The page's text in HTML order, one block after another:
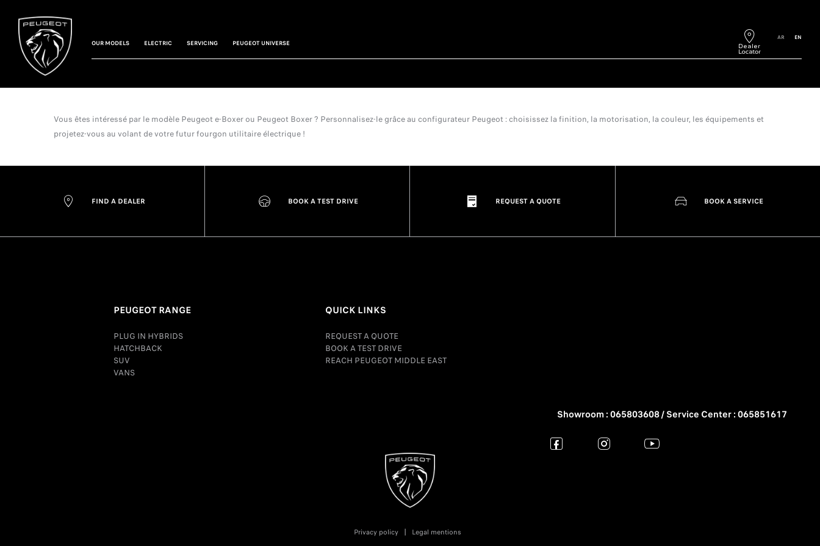
AR EN
OUR MODELS ELECTRIC SERVICING PEUGEOT UNIVERSE
Vous êtes intéressé par le modèle Peugeot e-Boxer ou Peugeot Boxer ? Personnalisez-le grâce au configurateur Peugeot : choisissez la finition, la motorisation, la couleur, les équipements et
projetez-vous au volant de votre futur fourgon utilitaire électrique !
FIND A DEALER BOOK A TEST DRIVE REQUEST A QUOTE BOOK A SERVICE
PEUGEOT RANGE
PLUG IN HYBRIDS
HATCHBACK
SUV
VANS
QUICK LINKS
REQUEST A QUOTE
BOOK A TEST DRIVE
REACH PEUGEOT MIDDLE EAST
Showroom : 065803608 / Service Center : 065851617
Privacy policy Legal mentions